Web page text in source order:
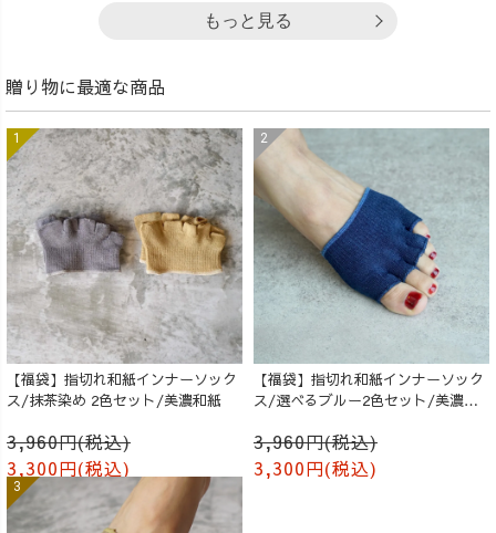
もっと見る
贈り物に最適な商品
【福袋】指切れ和紙インナーソック
ス/抹茶染め 2色セット/美濃和紙
3,960円(税込)
3,300円(税込)
【福袋】指切れ和紙インナーソック
ス/選べるブルー2色セット/美濃和
3,960円(税込)
3,300円(税込)